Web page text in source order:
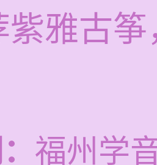
紫雅古
福州学